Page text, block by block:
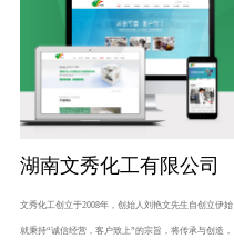
湖南文秀化工有限公司
文秀化工创立于2008年，创始人刘艳文先生自创立伊始
就秉持“诚信经营，客户致上”的宗旨，将传承与创造，